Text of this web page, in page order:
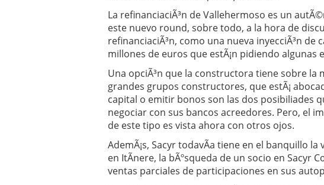
La refinanciaciÃ³n de Vallehermoso es un
este nuevo round, sobre todo, a la hora de
refinanciaciÃ³n, como una nueva inyecciÃ³n
millones de euros que estÃ¡n pidiendo algunas
Una opciÃ³n que la constructora tiene sobre la
grandes grupos constructores, que estÃ¡
capital o emitir bonos son las dos posibiliades
negociar con sus bancos acreedores. Pero, el
de este tipo es vista ahora con otros ojos.
AdemÃ¡s, Sacyr todavÃ­a tiene en el banquillo
en ItÃ­nere, la bÃºsqueda de un socio en Sacyr
ventas parciales de participaciones en sus